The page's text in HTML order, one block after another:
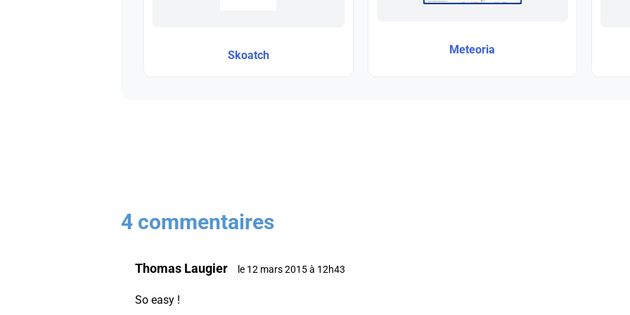
Skoatch Meteoria
4 commentaires
Thomas Laugier le 12 mars 2015 à 12h43
So easy !